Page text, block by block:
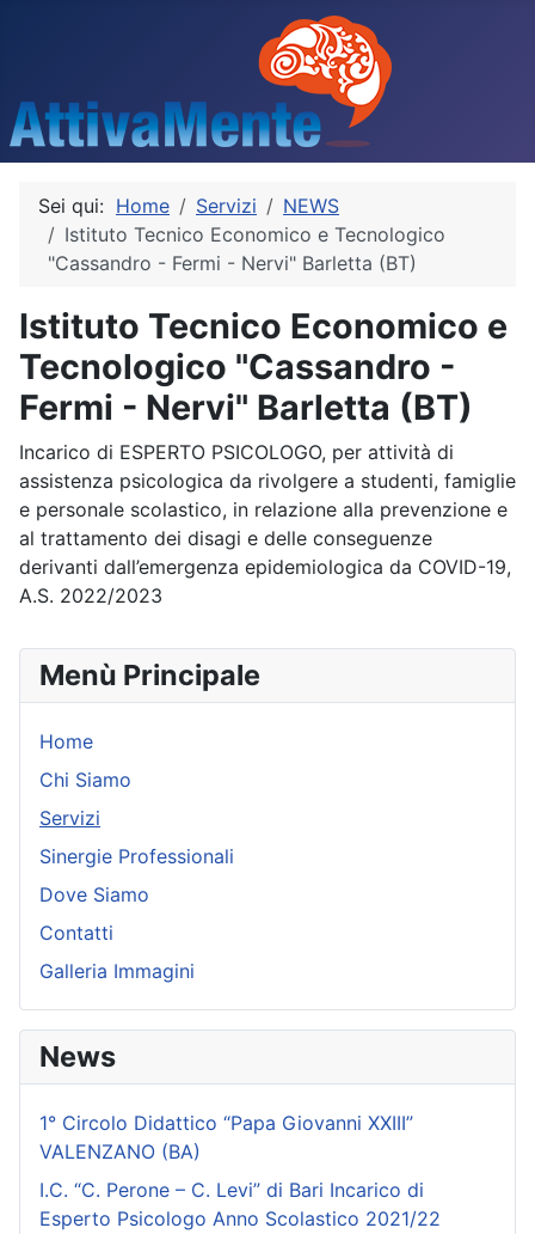
Sei qui: Home Servizi
NEWS
Istituto Tecnico Economico e Tecnologico
"Cassandro - Fermi - Nervi" Barletta (BT)
Istituto Tecnico Economico e
Tecnologico "Cassandro -
Fermi - Nervi" Barletta (BT)
Incarico di ESPERTO PSICOLOGO, per attività di
assistenza psicologica da rivolgere a studenti, famiglie
e personale scolastico, in relazione alla prevenzione e
al trattamento dei disagi e delle conseguenze
derivanti dall’emergenza epidemiologica da COVID-19,
A.S. 2022/2023
Menù Principale
Home
Chi Siamo
Servizi
Sinergie Professionali
Dove Siamo
Contatti
Galleria Immagini
News
1° Circolo Didattico “Papa Giovanni XXIII”
VALENZANO (BA)
I.C. “C. Perone – C. Levi” di Bari Incarico di
Esperto Psicologo Anno Scolastico 2021/22